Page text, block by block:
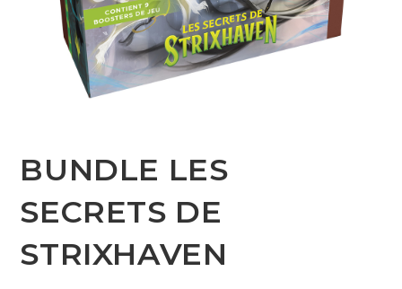
BUNDLE LES
SECRETS DE
STRIXHAVEN